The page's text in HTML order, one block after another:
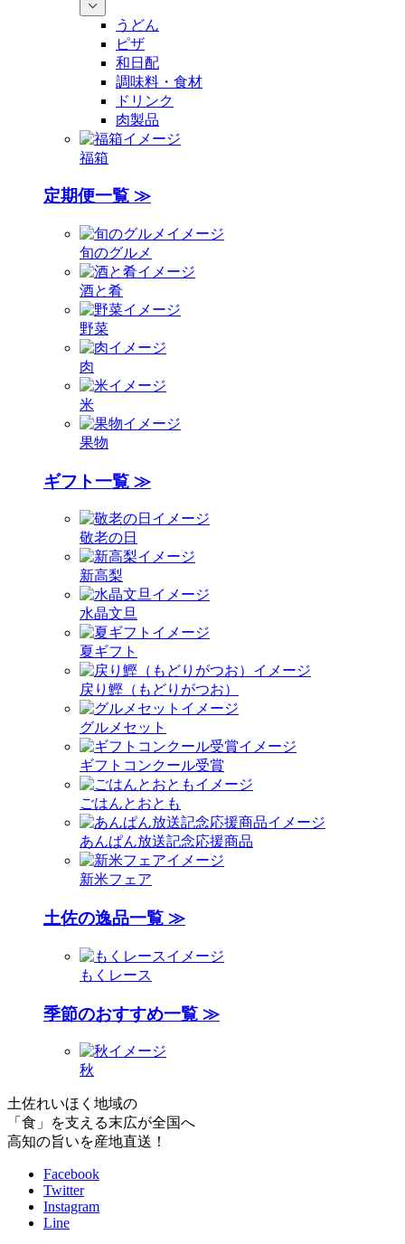
うどん
ピザ
和日配
調味料・食材
ドリンク
肉製品
福箱
定期便一覧 ≫
旬のグルメ
酒と肴
野菜
肉
米
果物
ギフト一覧 ≫
敬老の日
新高梨
水晶文旦
夏ギフト
戻り鰹（もどりがつお）
グルメセット
ギフトコンクール受賞
ごはんとおとも
あんぱん放送記念応援商品
新米フェア
土佐の逸品一覧 ≫
もくレース
季節のおすすめ一覧 ≫
秋
土佐れいほく地域の
「食」を支える末広が全国へ
高知の旨いを産地直送！
Facebook
Twitter
Instagram
Line